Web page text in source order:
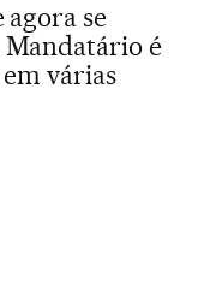
se
é
várias